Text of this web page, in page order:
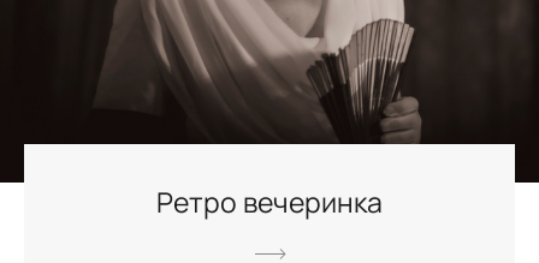
Ретро вечеринка